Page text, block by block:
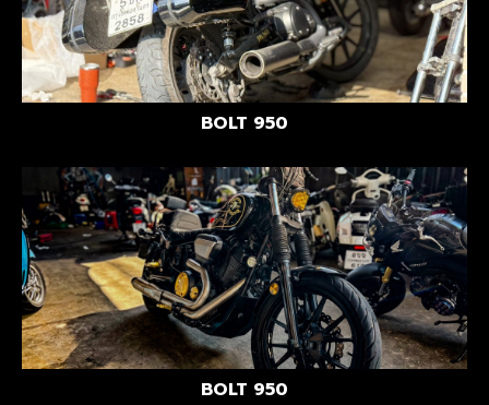
BOLT 950
BOLT 950